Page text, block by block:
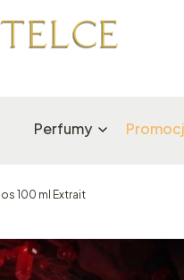
Perfumy
100 ml Extrait